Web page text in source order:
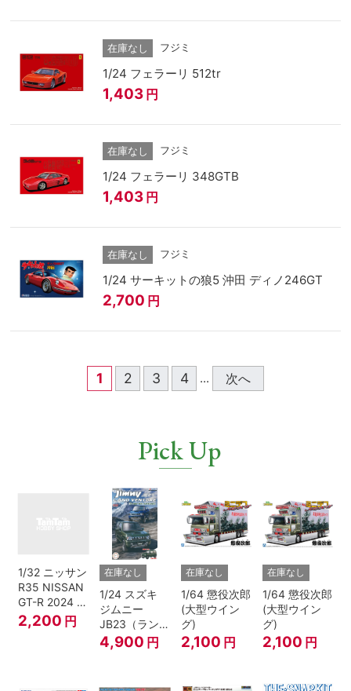
在庫なし フジミ
1/24 フェラーリ 512tr
1,403 円
在庫なし フジミ
1/24 フェラーリ 348GTB
1,403 円
在庫なし フジミ
1/24 サーキットの狼5 沖田 ディノ246GT
2,700 円
1 2 3 4 ... 次へ
Pick Up
1/32 ニッサン
R35 NISSAN
GT-R 2024 メ
タリックブル
ー
2,200 円
在庫なし
1/24 スズキ
ジムニー
JB23（ランド
ベンチャー/ク
ールカーキパ
4,900 円
在庫なし
1/64 懲役次郎
(大型ウイン
グ)
2,100 円
在庫なし
1/64 懲役次郎
(大型ウイン
グ)
2,100 円